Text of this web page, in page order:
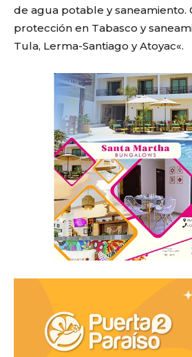
de agua potable y saneamiento.
protección en Tabasco y
Tula, Lerma-Santiago y Atoyac«.